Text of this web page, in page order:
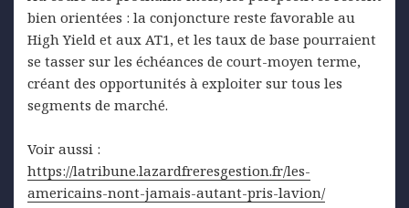
bien orientées : la conjoncture reste favorable au
High Yield et aux AT1, et les taux de base pourraient
se tasser sur les échéances de court-moyen terme,
créant des opportunités à exploiter sur tous les
segments de marché.
Voir aussi :
https://latribune.lazardfreresgestion.fr/les-
americains-nont-jamais-autant-pris-lavion/